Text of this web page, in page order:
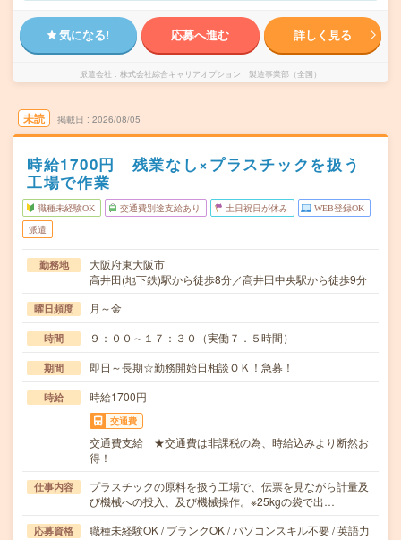
気になる! 応募へ進む 詳しく見る
派遣会社 株式会社綜合キャリアオプション 製造事業部（全国）
未読 掲載日 2026/08/05
時給1700円 残業なし×プラスチックを扱う
工場で作業
職種未経験OK 交通費別途支給あり 土日祝日が休み WEB登録OK
派遣
勤務地
大阪府東大阪市
高井田(地下鉄)駅から徒歩8分／高井田中央駅から徒歩9分
曜日頻度 月～金
時間 ９：００～１７：３０（実働７．５時間）
期間 即日～長期☆勤務開始日相談ＯＫ！急募！
時給 時給1700円
交通費
交通費支給 ★交通費は非課税の為、時給込みより断然お
得！
仕事内容
プラスチックの原料を扱う工場で、伝票を見ながら計量及
び機械への投入、及び機械操作。※25kgの袋で出…
応募資格
職種未経験OK / ブランクOK / パソコンスキル不要 / 英語力